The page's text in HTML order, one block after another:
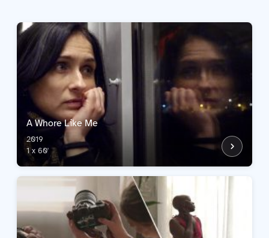
A Whore Like Me
2019
1 x 60'